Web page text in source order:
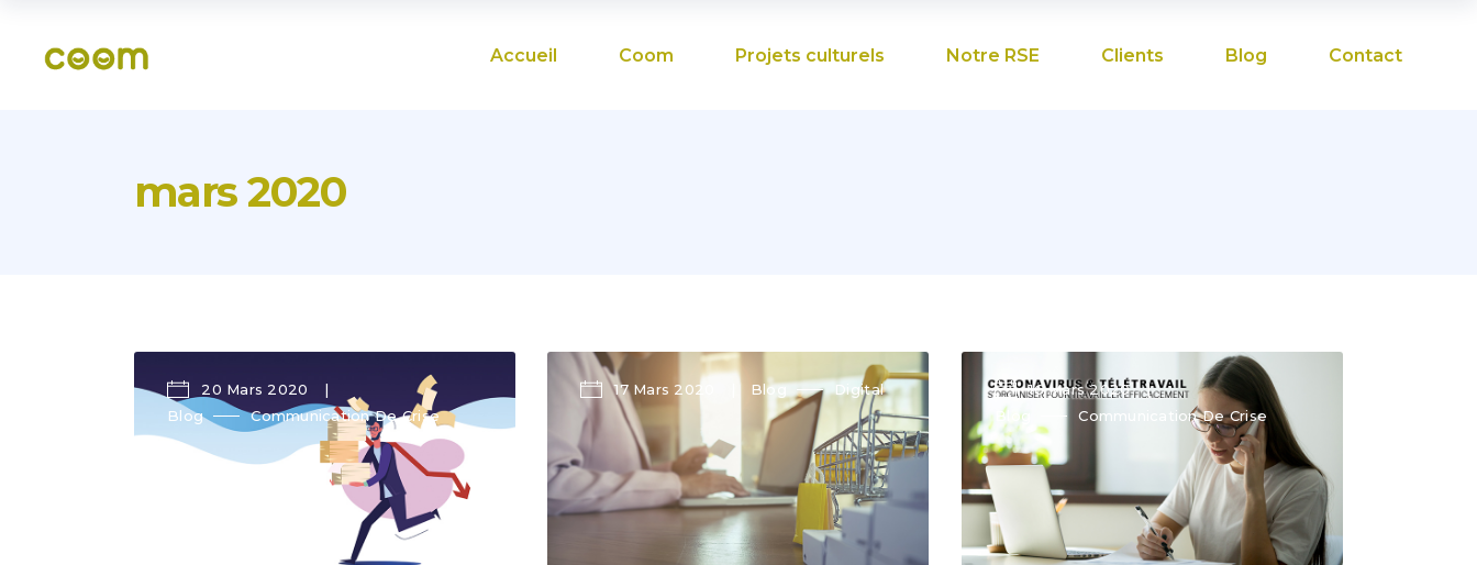
Accueil Coom Projets culturels Notre RSE Clients Blog Contact
mars 2020
20 Mars 2020
Blog
Communication De Crise
17 Mars 2020 Blog Digital
16 Mars 2020
Blog
Communication De Crise